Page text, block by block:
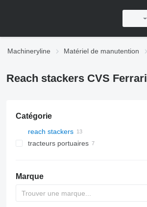
Machineryline Matériel de manutention
Reach stackers CVS Ferrari
Catégorie
reach stackers
tracteurs portuaires
Marque